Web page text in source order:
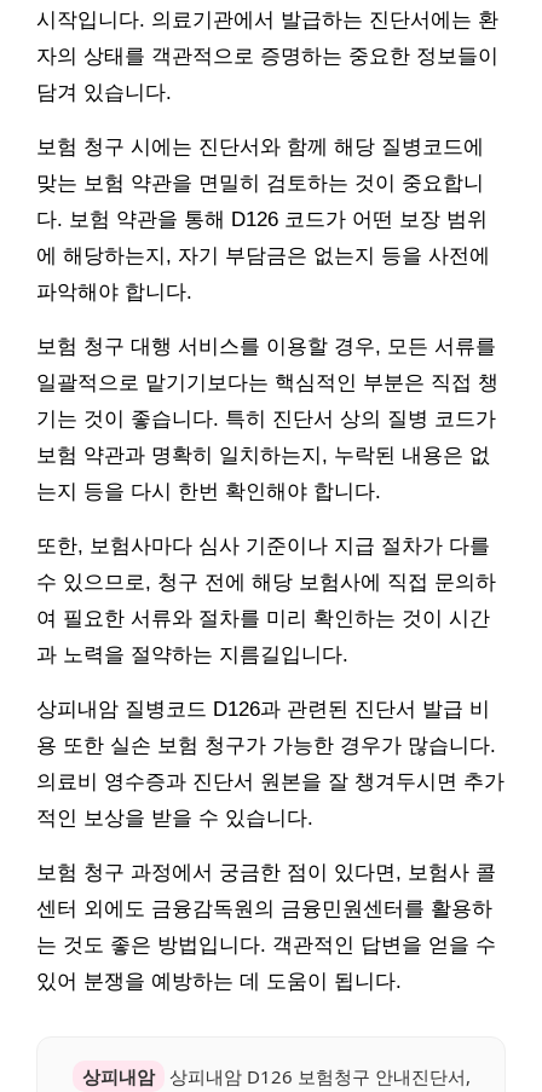
시작입니다. 의료기관에서 발급하는 진단서에는 환
자의 상태를 객관적으로 증명하는 중요한 정보들이
담겨 있습니다.
보험 청구 시에는 진단서와 함께 해당 질병코드에
맞는 보험 약관을 면밀히 검토하는 것이 중요합니
다. 보험 약관을 통해 D126 코드가 어떤 보장 범위
에 해당하는지, 자기 부담금은 없는지 등을 사전에
파악해야 합니다.
보험 청구 대행 서비스를 이용할 경우, 모든 서류를
일괄적으로 맡기기보다는 핵심적인 부분은 직접 챙
기는 것이 좋습니다. 특히 진단서 상의 질병 코드가
보험 약관과 명확히 일치하는지, 누락된 내용은 없
는지 등을 다시 한번 확인해야 합니다.
또한, 보험사마다 심사 기준이나 지급 절차가 다를
수 있으므로, 청구 전에 해당 보험사에 직접 문의하
여 필요한 서류와 절차를 미리 확인하는 것이 시간
과 노력을 절약하는 지름길입니다.
상피내암 질병코드 D126과 관련된 진단서 발급 비
용 또한 실손 보험 청구가 가능한 경우가 많습니다.
의료비 영수증과 진단서 원본을 잘 챙겨두시면 추가
적인 보상을 받을 수 있습니다.
보험 청구 과정에서 궁금한 점이 있다면, 보험사 콜
센터 외에도 금융감독원의 금융민원센터를 활용하
는 것도 좋은 방법입니다. 객관적인 답변을 얻을 수
있어 분쟁을 예방하는 데 도움이 됩니다.
상피내암
상피내암 D126 보험청구 안내진단서,